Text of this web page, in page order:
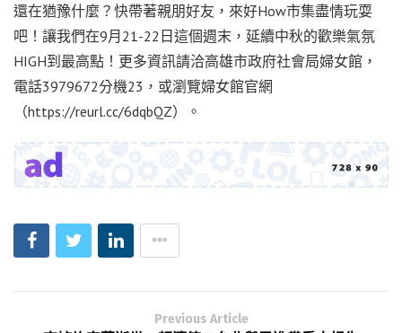
還在猶豫什麼？快帶著親朋好友，來好How市集盡情玩耍
吧！讓我們在9月21-22日這個週末，延續中秋的歡樂氣氛
HIGH到最高點！更多資訊請洽高雄市政府社會局婦女館，
電話3979672分機23，或瀏覽婦女館官網
（https://reurl.cc/6dqbQZ）。
Previous Article